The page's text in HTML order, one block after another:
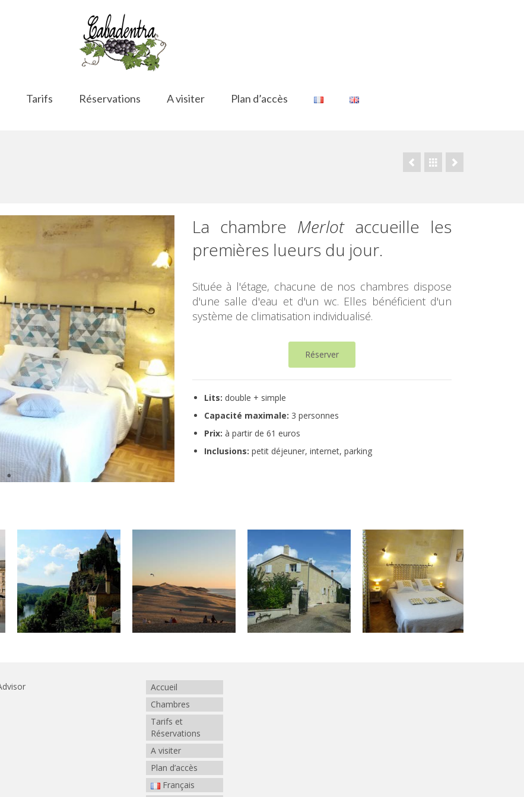
Tarifs Réservations A visiter Plan d’accès
La chambre Merlotaccueille les
premières lueurs du jour.
Située à l'étage, chacune de nos chambres dispose
d'une salle d'eau et d'un wc. Elles bénéficient d'un
système de climatisation individualisé.
Réserver
Lits: double + simple
Capacité maximale: 3 personnes
Prix: à partir de 61 euros
Inclusions: petit déjeuner, internet, parking
Accueil
Chambres
Tarifs et
Réservations
A visiter
Plan d’accès
Français